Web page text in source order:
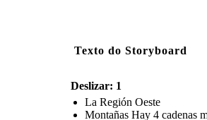
Texto do Storyboard
Deslizar: 1
La Región Oeste
Montañas Hay 4 cadenas